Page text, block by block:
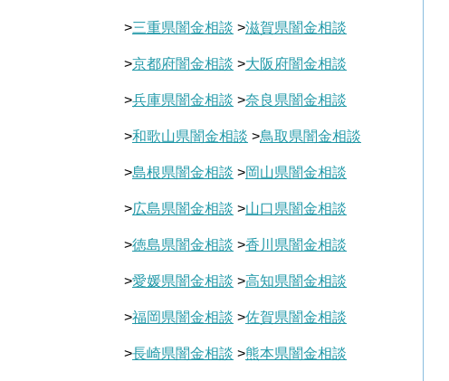
>三重県闇金相談 >滋賀県闇金相談
>京都府闇金相談 >大阪府闇金相談
>兵庫県闇金相談 >奈良県闇金相談
>和歌山県闇金相談 >鳥取県闇金相談
>島根県闇金相談 >岡山県闇金相談
>広島県闇金相談 >山口県闇金相談
>徳島県闇金相談 >香川県闇金相談
>愛媛県闇金相談 >高知県闇金相談
>福岡県闇金相談 >佐賀県闇金相談
>長崎県闇金相談 >熊本県闇金相談